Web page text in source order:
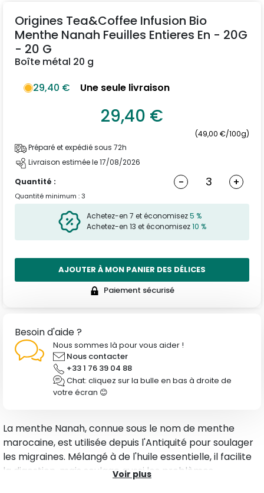
Origines Tea&Coffee Infusion Bio
Menthe Nanah Feuilles Entieres En - 20G
- 20 G
Boîte métal 20 g
29,40 €
Une seule livraison
29,40 €
(49,00 €/100g)
Préparé et expédié sous 72h
Livraison estimée le 17/08/2026
Quantité :
- +
Quantité minimum : 3
Achetez-en 7 et économisez5 %
Achetez-en 13 et économisez10 %
AJOUTER À MON PANIER DES DÉLICES
Paiement sécurisé
Besoin d'aide ?
Nous sommes là pour vous aider !
Nous contacter
+33 1 76 39 04 88
Chat: cliquez sur la bulle en bas à droite de
votre écran 😊
La menthe Nanah, connue sous le nom de menthe
marocaine, est utilisée depuis l'Antiquité pour soulager
les migraines. Mélangé à de l'huile essentielle, il facilite
la digestion, mais soulage aussi les problèmes
Voir plus